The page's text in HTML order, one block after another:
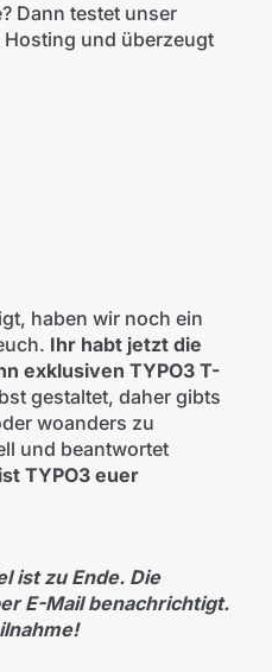
Dann testet unser
Hosting und überzeugt
haben wir noch ein
Ihr habt jetzt die
exklusiven TYPO3 T-
gestaltet, daher gibts
woanders zu
und beantwortet
TYPO3 euer
ist zu Ende. Die
E-Mail benachrichtigt.